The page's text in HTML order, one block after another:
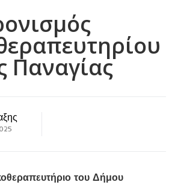
Παναγίας
του Δήμου